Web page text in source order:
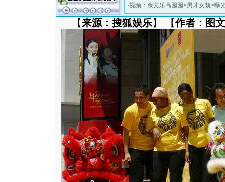
·视频：余文乐高园园<男才女貌>曝
【来源：搜狐娱乐】 【作者：图